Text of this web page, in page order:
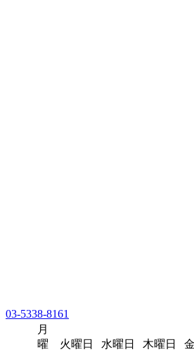
03-5338-8161
月
曜
火曜日 水曜日 木曜日